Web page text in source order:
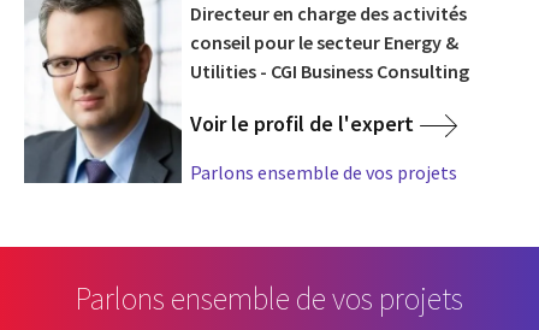
Directeur en charge des activités
conseil pour le secteur Energy &
Utilities - CGI Business Consulting
Voir le profil de l'expert
Parlons ensemble de vos projets
Parlons ensemble de vos projets